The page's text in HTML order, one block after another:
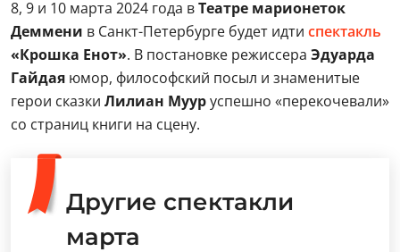
8, 9 и 10 марта 2024 года вТеатре марионеток
Деммени в Санкт-Петербурге будет идти спектакль
«Крошка Енот». В постановке режиссера Эдуарда
Гайдая юмор, философский посыл и знаменитые
герои сказки Лилиан Мууруспешно «перекочевали»
со страниц книги на сцену.
Другие спектакли
марта